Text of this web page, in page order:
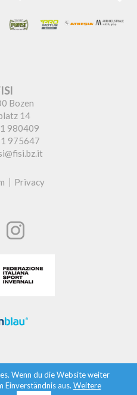
Bozen
14
980409
975647
Privacy
Wenn du die Website weiter
Einverständnis aus. Weitere